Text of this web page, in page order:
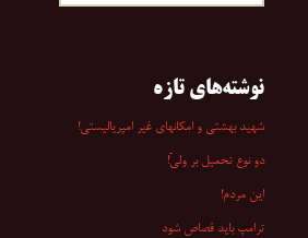
نوشته‌های تازه
شهید بهشتی و امکانهای غیر امپریالیستی!
دو نوع تحمیل بر ولیّ!
این مردم!
ترامپ باید قصاص شود